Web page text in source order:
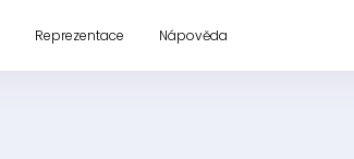
Reprezentace Nápověda